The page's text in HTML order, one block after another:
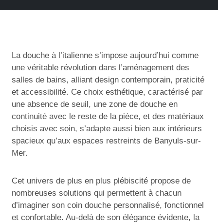
La douche à l’italienne s’impose aujourd’hui comme
une véritable révolution dans l’aménagement des
salles de bains, alliant design contemporain, praticité
et accessibilité. Ce choix esthétique, caractérisé par
une absence de seuil, une zone de douche en
continuité avec le reste de la pièce, et des matériaux
choisis avec soin, s’adapte aussi bien aux intérieurs
spacieux qu’aux espaces restreints de Banyuls-sur-
Mer.
Cet univers de plus en plus plébiscité propose de
nombreuses solutions qui permettent à chacun
d’imaginer son coin douche personnalisé, fonctionnel
et confortable. Au-delà de son élégance évidente, la